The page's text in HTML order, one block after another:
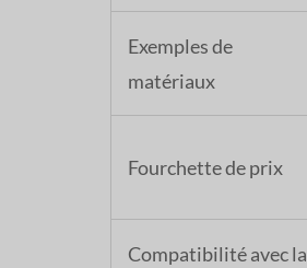
Exemples de
matériaux
Fourchette de prix
Compatibilité avec la